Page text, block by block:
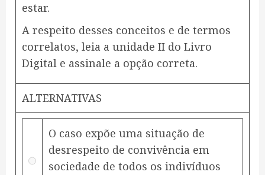
estar.
A respeito desses conceitos e de termos
correlatos, leia a unidade II do Livro
Digital e assinale a opção correta.
ALTERNATIVAS
O caso expõe uma situação de
desrespeito de convivência em
sociedade de todos os indivíduos